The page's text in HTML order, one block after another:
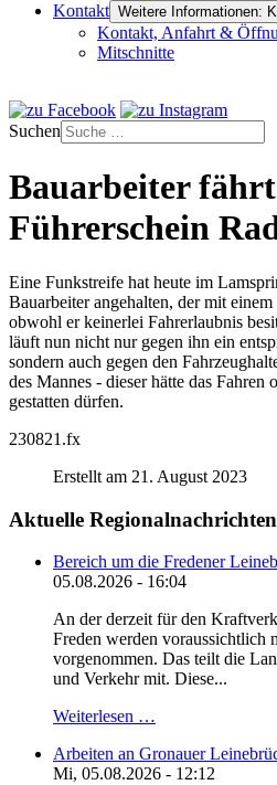
Kontakt Weitere Informationen:
Kontakt, Anfahrt &
Mitschnitte
Suchen
Bauarbeiter
Führerschein
Eine Funkstreife hat heute im
Bauarbeiter angehalten, der mit
obwohl er keinerlei Fahrerlaubnis
läuft nun nicht nur gegen ihn ein
sondern auch gegen den
des Mannes - dieser hätte das Fahren
gestatten dürfen.
230821.fx
Erstellt am 21. August 2023
Aktuelle Regionalnachrichten
Bereich um die Fredener
05.08.2026 - 16:04
An der derzeit für den
Freden werden voraussichtlich
vorgenommen. Das teilt die
und Verkehr mit. Diese...
Weiterlesen …
Arbeiten an Gronauer
Mi, 05.08.2026 - 12:12